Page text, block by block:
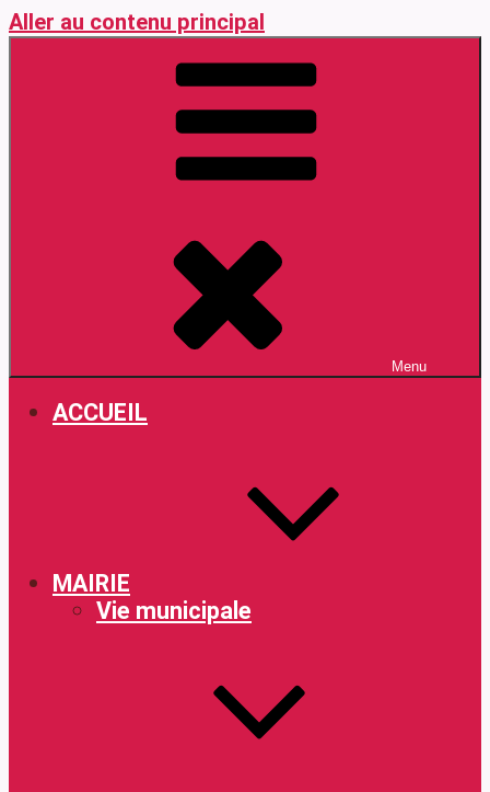
Aller au contenu principal
Menu
ACCUEIL
MAIRIE
Vie municipale